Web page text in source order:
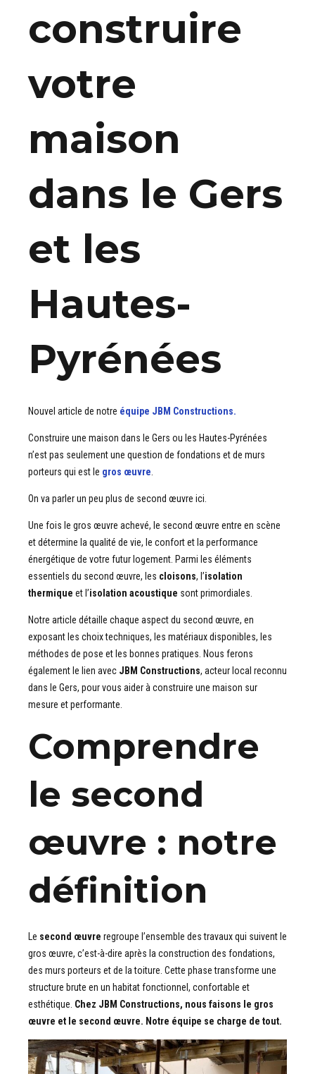
construire
votre
maison
dans le Gers
et les
Hautes-
Pyrénées
Nouvel article de notre équipe JBM Constructions.
Construire une maison dans le Gers ou les Hautes-Pyrénées
n’est pas seulement une question de fondations et de murs
porteurs qui est le gros œuvre
On va parler un peu plus de second œuvre ici.
Une fois le gros œuvre achevé, le second œuvre entre en scène
et détermine la qualité de vie, le confort et la performance
énergétique de votre futur logement. Parmi les éléments
essentiels du second œuvre, les cloisons, l’isolation
thermique et l’isolation acoustique sont primordiales.
Notre article détaille chaque aspect du second œuvre, en
exposant les choix techniques, les matériaux disponibles, les
méthodes de pose et les bonnes pratiques. Nous ferons
également le lien avec JBM Constructions, acteur local reconnu
dans le Gers, pour vous aider à construire une maison sur
mesure et performante.
Comprendre
le second
œuvre : notre
définition
Le second œuvre regroupe l’ensemble des travaux qui suivent le
gros œuvre, c’est-à-dire après la construction des fondations,
des murs porteurs et de la toiture. Cette phase transforme une
structure brute en un habitat fonctionnel, confortable et
esthétique. Chez JBM Constructions, nous faisons le gros
œuvre et le second œuvre. Notre équipe se charge de tout.